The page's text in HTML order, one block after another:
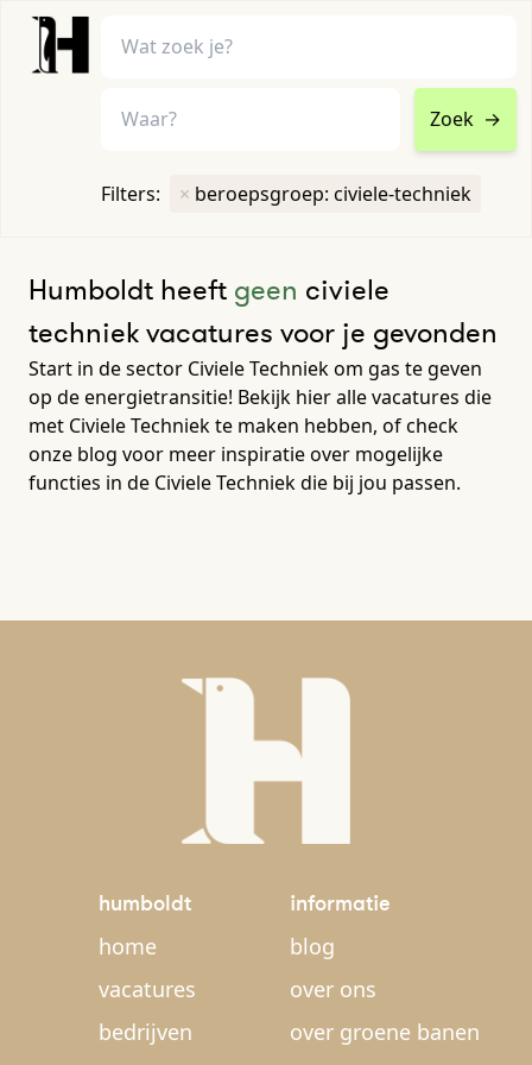
Zoek →
Filters: × beroepsgroep: civiele-techniek
Humboldt heeft geen civiele
techniek vacatures voor je gevonden
Start in de sector Civiele Techniek om gas te geven
op de energietransitie! Bekijk hier alle vacatures die
met Civiele Techniek te maken hebben, of check
onze blog voor meer inspiratie over mogelijke
functies in de Civiele Techniek die bij jou passen.
humboldt
home
vacatures
bedrijven
informatie
blog
over ons
over groene banen